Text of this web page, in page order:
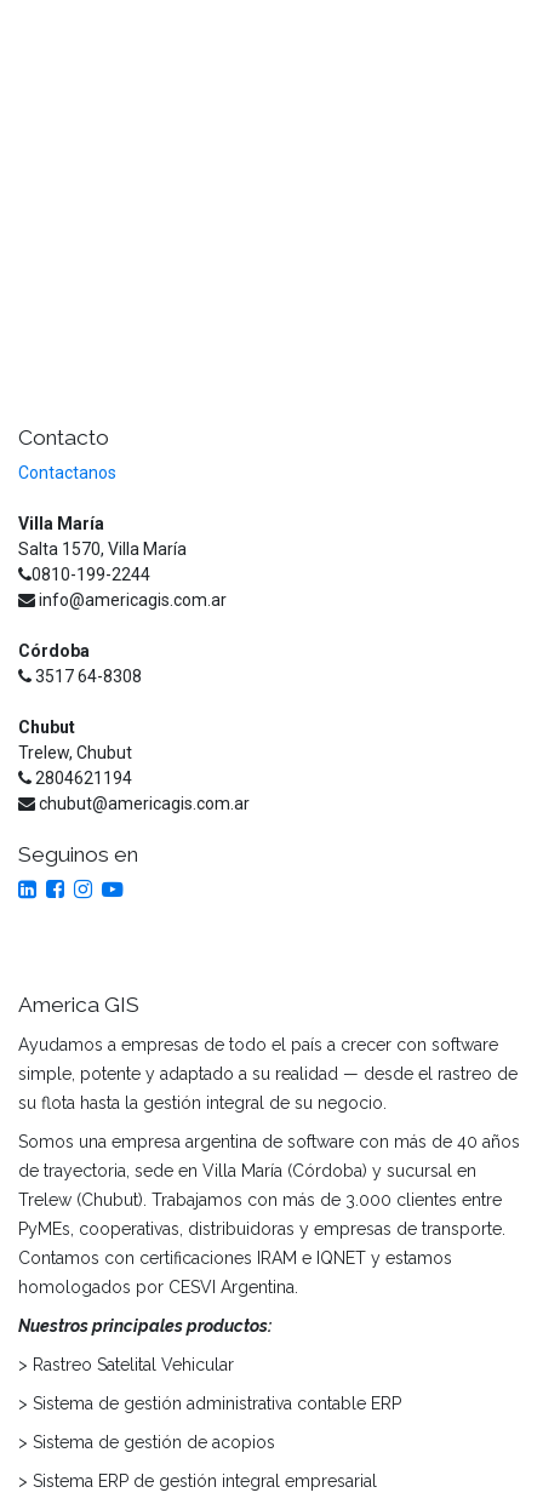
Contacto
Contactanos
Villa María
Salta 1570, Villa María
0810-199-2244
info@americagis.com.ar
Córdoba
3517 64-8308
Chubut
Trelew, Chubut
2804621194
chubut@americagis.com.ar
Seguinos en
America GIS
Ayudamos a empresas de todo el país a crecer con software
simple, potente y adaptado a su realidad — desde el rastreo de
su flota hasta la gestión integral de su negocio.
Somos una empresa argentina de software con más de 40 años
de trayectoria, sede en Villa María (Córdoba) y sucursal en
Trelew (Chubut). Trabajamos con más de 3.000 clientes entre
PyMEs, cooperativas, distribuidoras y empresas de transporte.
Contamos con certificaciones IRAM e IQNET y estamos
homologados por CESVI Argentina.
Nuestros principales productos:
> Rastreo Satelital Vehicular
> Sistema de gestión administrativa contable ERP
> Sistema de gestión de acopios
> Sistema ERP de gestión integral empresarial